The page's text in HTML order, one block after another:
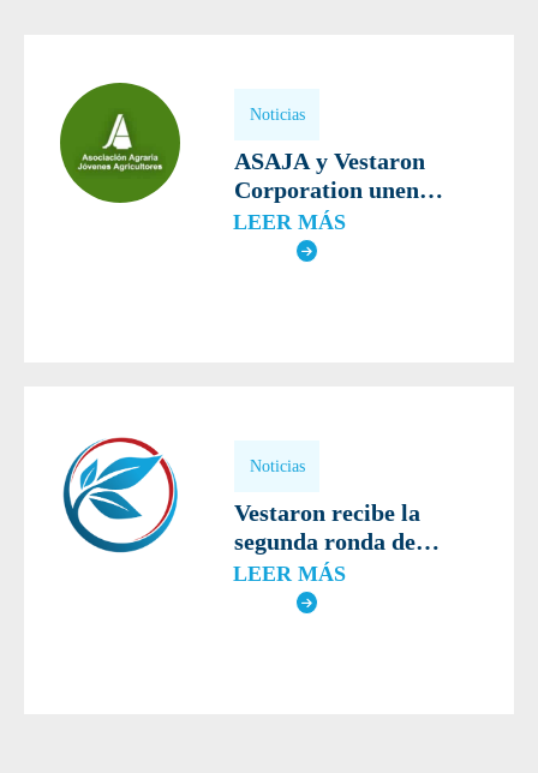
Noticias
ASAJA y Vestaron
Corporation unen
fuerzas para la
protección sostenible de
LEER MÁS
Noticias
Vestaron recibe la
segunda ronda de
autorizaciones de uso de
emergencia de SPEAR
LEER MÁS